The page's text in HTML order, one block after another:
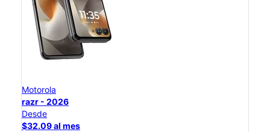
Motorola
razr - 2026
Desde
$32.09 al mes